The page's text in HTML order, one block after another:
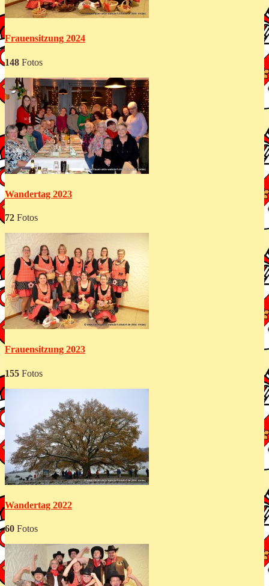
Frauensitzung 2024
148 Fotos
Wandertag 2023
72 Fotos
Frauensitzung 2023
155 Fotos
Wandertag 2022
60 Fotos